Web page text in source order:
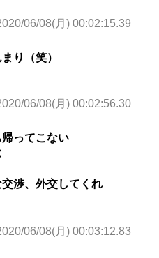
06/08(月) 00:02:15.39
り（笑）
06/08(月) 00:02:56.30
ってこない
渉、外交してくれ
06/08(月) 00:03:12.83